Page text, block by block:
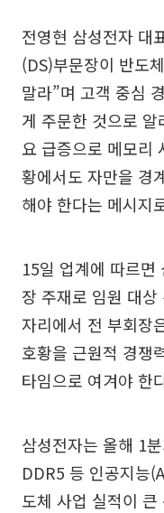
전영현 삼성전자 대
(DS)부문장이 반도
말라”며 고객 중심
게 주문한 것으로
요 급증으로 메모리
황에서도 자만을 경
해야 한다는 메시지
15일 업계에 따르면
장 주재로 임원 대
자리에서 전 부회장
호황을 근원적 경쟁
타임으로 여겨야 한
삼성전자는 올해 1
DDR5 등 인공지능
도체 사업 실적이